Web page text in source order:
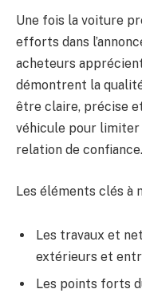
Une fois la voiture
efforts dans
acheteurs
démontrent la qualité
être claire, précise
véhicule pour
relation de confiance.
Les éléments clés à
Les travaux et
extérieurs et
Les points forts